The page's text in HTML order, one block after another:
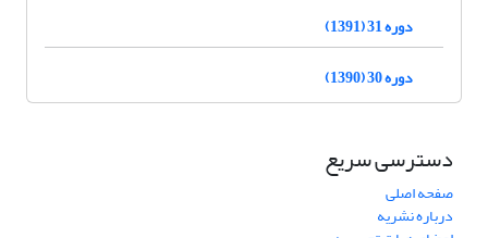
دوره 31 (1391)
دوره 30 (1390)
دسترسی سریع
صفحه اصلی
درباره نشریه